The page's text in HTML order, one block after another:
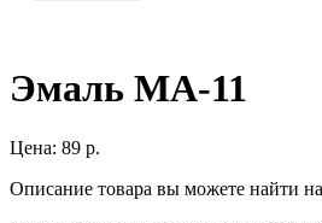
Эмаль МА-11
Цена: 89 р.
Описание товара вы можете найти